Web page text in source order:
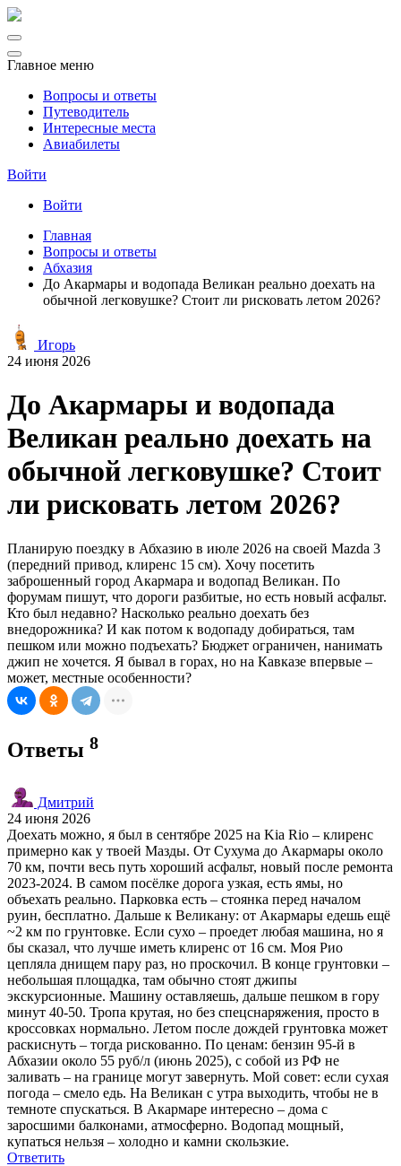
Главное меню
Вопросы и ответы
Путеводитель
Интересные места
Авиабилеты
Войти
Войти
Главная
Вопросы и ответы
Абхазия
До Акармары и водопада Великан реально доехать на
обычной легковушке? Стоит ли рисковать летом 2026?
Игорь
24 июня 2026
До Акармары и водопада
Великан реально доехать на
обычной легковушке? Стоит
ли рисковать летом 2026?
Планирую поездку в Абхазию в июле 2026 на своей Mazda 3
(передний привод, клиренс 15 см). Хочу посетить
заброшенный город Акармара и водопад Великан. По
форумам пишут, что дороги разбитые, но есть новый асфальт.
Кто был недавно? Насколько реально доехать без
внедорожника? И как потом к водопаду добираться, там
пешком или можно подъехать? Бюджет ограничен, нанимать
джип не хочется. Я бывал в горах, но на Кавказе впервые –
может, местные особенности?
Ответы 8
Дмитрий
24 июня 2026
Доехать можно, я был в сентябре 2025 на Kia Rio – клиренс
примерно как у твоей Мазды. От Сухума до Акармары около
70 км, почти весь путь хороший асфальт, новый после ремонта
2023-2024. В самом посёлке дорога узкая, есть ямы, но
объехать реально. Парковка есть – стоянка перед началом
руин, бесплатно. Дальше к Великану: от Акармары едешь ещё
~2 км по грунтовке. Если сухо – проедет любая машина, но я
бы сказал, что лучше иметь клиренс от 16 см. Моя Рио
цепляла днищем пару раз, но проскочил. В конце грунтовки –
небольшая площадка, там обычно стоят джипы
экскурсионные. Машину оставляешь, дальше пешком в гору
минут 40-50. Тропа крутая, но без спецснаряжения, просто в
кроссовках нормально. Летом после дождей грунтовка может
раскиснуть – тогда рискованно. По ценам: бензин 95-й в
Абхазии около 55 руб/л (июнь 2025), с собой из РФ не
заливать – на границе могут завернуть. Мой совет: если сухая
погода – смело едь. На Великан с утра выходить, чтобы не в
темноте спускаться. В Акармаре интересно – дома с
заросшими балконами, атмосферно. Водопад мощный,
купаться нельзя – холодно и камни скользкие.
Ответить